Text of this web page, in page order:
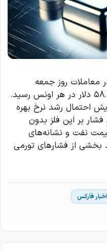
معاملات روز جمعه
عقب‌نشینی کرد و به محدوده ۵۸.۱۰ دلار در هر اونس رسید.
احتمال رشد نرخ بهره
بر این فلز بدون
نفت و نشانه‌های
بخشی از فشارهای تورمی
اخبار فارکس